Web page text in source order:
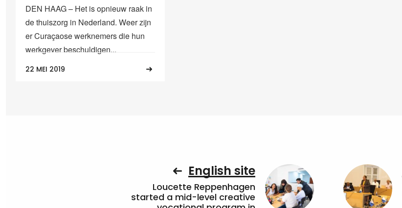
DEN HAAG – Het is opnieuw raak in
de thuiszorg in Nederland. Weer zijn
er Curaçaose werknemers die hun
werkgever beschuldigen...
22 MEI 2019
English site
Loucette Reppenhagen
started a mid-level creative